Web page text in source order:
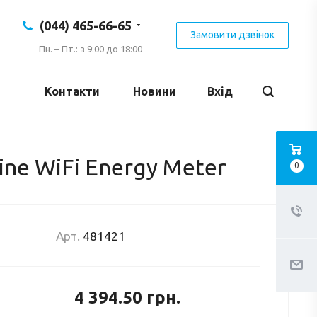
(044) 465-66-65
Пн. – Пт.: з 9:00 до 18:00
Замовити дзвінок
Вхід
Контакти Новини
WiFi Energy Meter
Арт. 481421
4 394.50 грн.
0